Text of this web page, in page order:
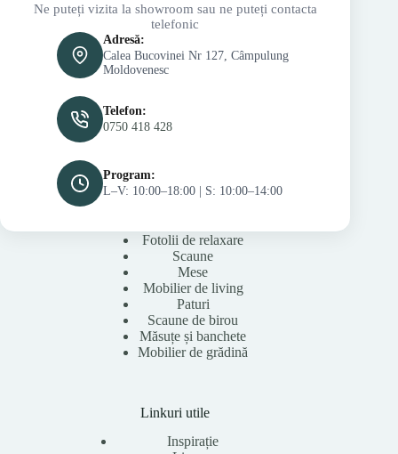
Ne puteți vizita la showroom sau ne puteți contacta
telefonic
Adresă:
Calea Bucovinei Nr 127, Câmpulung
Moldovenesc
Telefon:
0750 418 428
Program:
L–V: 10:00–18:00 | S: 10:00–14:00
Fotolii de relaxare
Scaune
Mese
Mobilier de living
Paturi
Scaune de birou
Măsuțe și banchete
Mobilier de grădină
Linkuri utile
Inspirație